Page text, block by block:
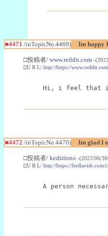
■4471 /inTopicNo.4469) Im happy
□投稿者/ www.reddit.com -
□U R L/ http://https://
Hi, i feel that i
■4472 /inTopicNo.4470) Im glad I
□投稿者/ kediritoto -(2023/06/
□U R L/ http://https://
A person